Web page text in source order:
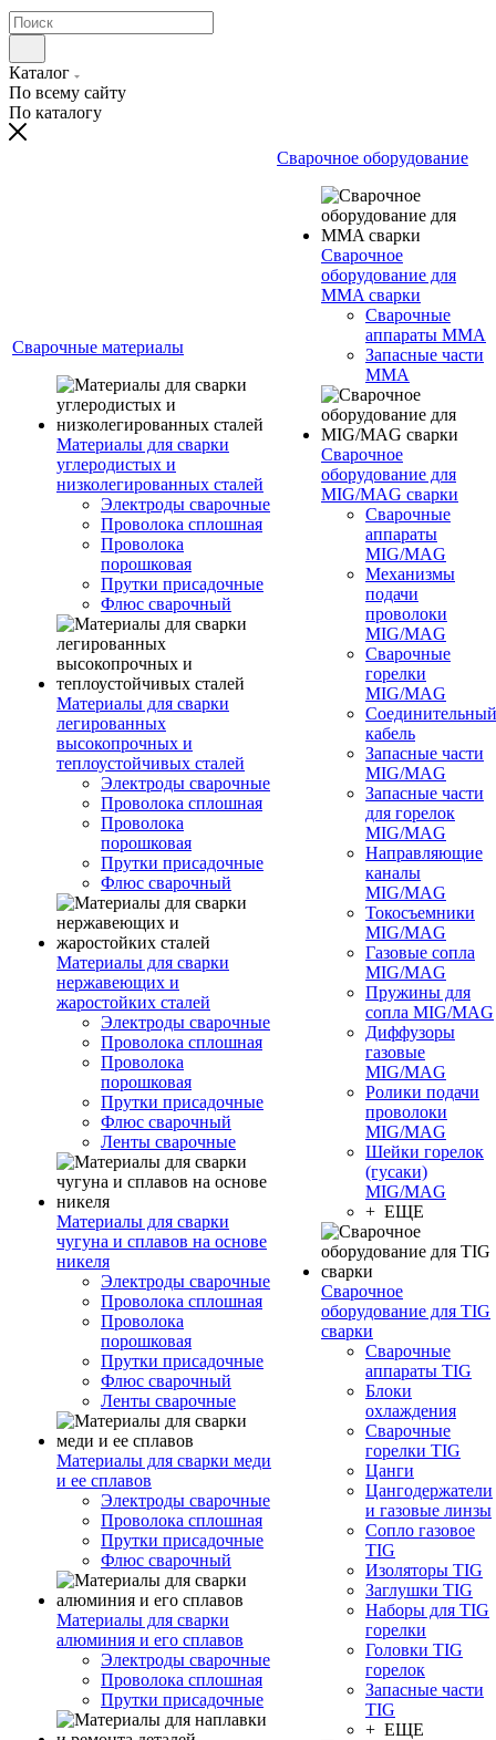
Каталог
По всему сайту
По каталогу
Сварочные материалы
Материалы для сварки
углеродистых и
низколегированных сталей
Электроды сварочные
Проволока сплошная
Проволока
порошковая
Прутки присадочные
Флюс сварочный
Материалы для сварки
легированных
высокопрочных и
теплоустойчивых сталей
Электроды сварочные
Проволока сплошная
Проволока
порошковая
Прутки присадочные
Флюс сварочный
Материалы для сварки
нержавеющих и
жаростойких сталей
Электроды сварочные
Проволока сплошная
Проволока
порошковая
Прутки присадочные
Флюс сварочный
Ленты сварочные
Материалы для сварки
чугуна и сплавов на основе
никеля
Электроды сварочные
Проволока сплошная
Проволока
порошковая
Прутки присадочные
Флюс сварочный
Ленты сварочные
Материалы для сварки меди
и ее сплавов
Электроды сварочные
Проволока сплошная
Прутки присадочные
Флюс сварочный
Материалы для сварки
алюминия и его сплавов
Электроды сварочные
Проволока сплошная
Прутки присадочные
Сварочное оборудование
Сварочное
оборудование для
MMA сварки
Сварочные
аппараты MMA
Запасные части
MMA
Сварочное
оборудование для
MIG/MAG сварки
Сварочные
аппараты
MIG/MAG
Механизмы
подачи
проволоки
MIG/MAG
Сварочные
горелки
MIG/MAG
Соединительный
кабель
Запасные части
MIG/MAG
Запасные части
для горелок
MIG/MAG
Направляющие
каналы
MIG/MAG
Токосъемники
MIG/MAG
Газовые сопла
MIG/MAG
Пружины для
сопла MIG/MAG
Диффузоры
газовые
MIG/MAG
Ролики подачи
проволоки
MIG/MAG
Шейки горелок
(гусаки)
MIG/MAG
+ ЕЩЕ
Сварочное
оборудование для TIG
сварки
Сварочные
аппараты TIG
Блоки
охлаждения
Сварочные
горелки TIG
Цанги
Цангодержатели
и газовые линзы
Сопло газовое
TIG
Изоляторы TIG
Заглушки TIG
Наборы для TIG
горелки
Головки TIG
горелок
Запасные части
TIG
+ ЕЩЕ